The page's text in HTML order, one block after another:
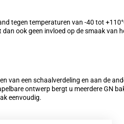
tegen temperaturen van -40 tot
dan ook geen invloed op de smaak van
van een schaalverdeling en aan de
ontwerp bergt u meerdere GN
eenvoudig.